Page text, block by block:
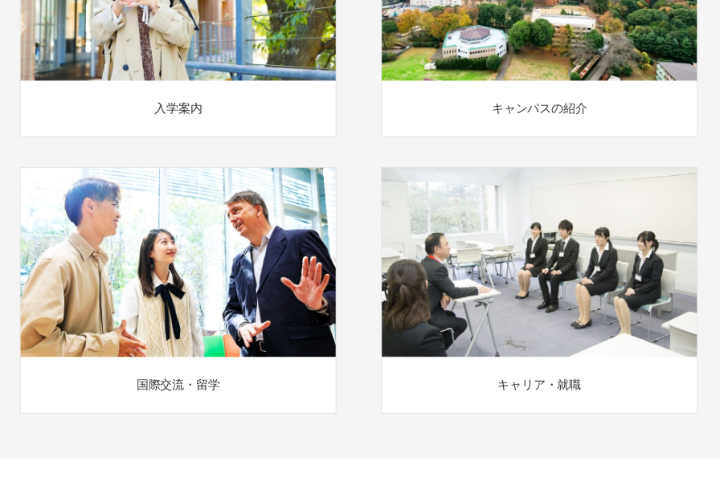
入学案内 キャンパスの紹介
国際交流・留学 キャリア・就職